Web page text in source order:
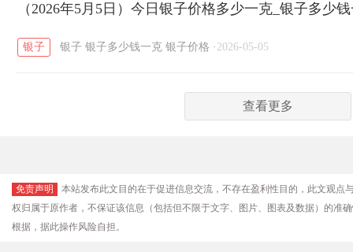
（2026年5月5日）今日银子价格多少一克_银子多少
银子 银子 银子多少钱一克 银子价格 · 2026-05-05
查看更多
免责声明
本站发布此文目的在于促进信息交流，不存在盈利性目的，此文观
权归属于原作者，不保证该信息（包括但不限于文字、图片、图表及数据）的准
根据，据此操作风险自担。